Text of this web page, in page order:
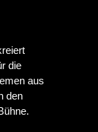
die
aus
den